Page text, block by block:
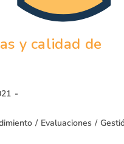
y calidad de
/ Evaluaciones /